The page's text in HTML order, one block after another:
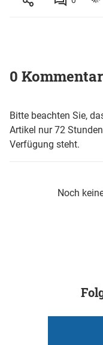
0
Bitte beachten Sie,
Artikel nur 72
Verfügung steht.
Noch